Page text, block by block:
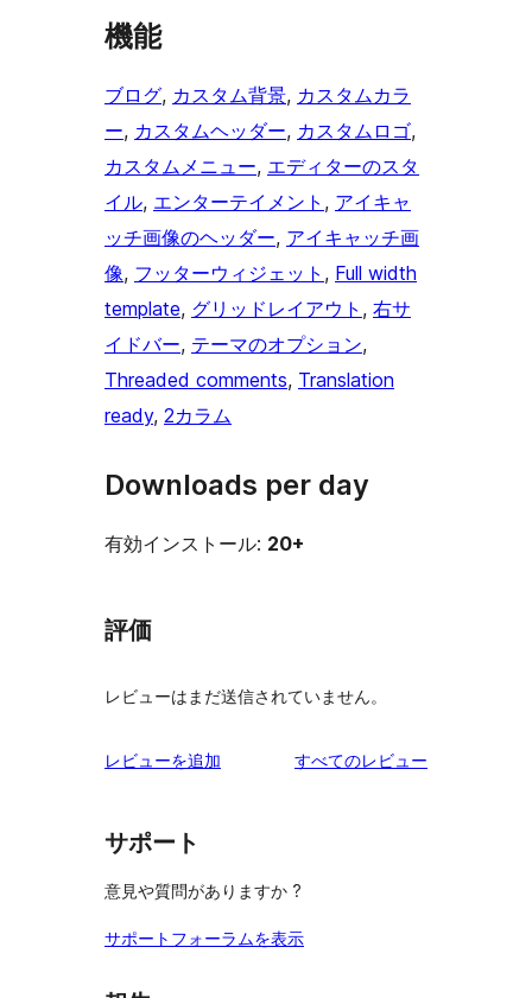
機能
ブログ, カスタム背景, カスタムカラ
ー, カスタムヘッダー, カスタムロゴ
カスタムメニュー, エディターのスタ
イル, エンターテイメント , アイキャ
ッチ画像のヘッダー, アイキャッチ画
像, フッターウィジェット , Full width
template, グリッドレイアウト , 右サ
イドバー, テーマのオプション
Threaded comments, Translation
ready, 2カラム
Downloads per day
有効インストール: 20+
評価
レビューはまだ送信されていません。
レビューを追加 すべてのレビュー
サポート
意見や質問がありますか ?
サポートフォーラムを表示